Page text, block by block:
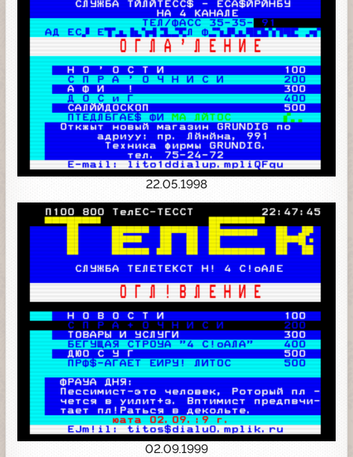
22.05.1998
02.09.1999